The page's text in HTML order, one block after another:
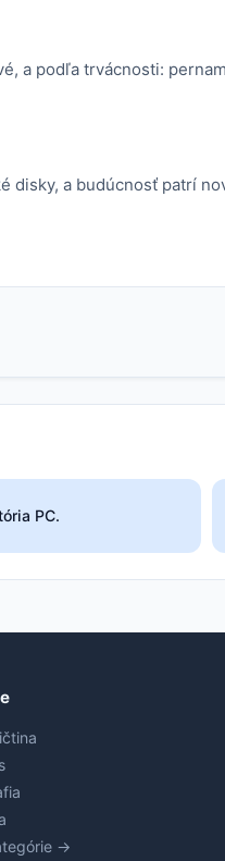
a podľa trvácnosti:
disky, a budúcnosť patrí
PC.
→